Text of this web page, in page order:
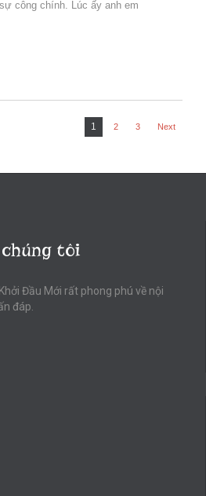
công chính. Lúc ấy anh em
1 2 3 Next
tôi
Đầu Mới rất phong phú về nội
đáp.